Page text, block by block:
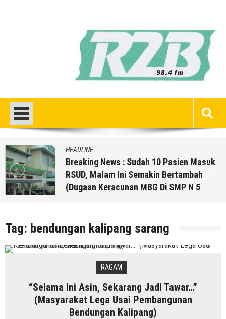
HEADLINE
Breaking News : Sudah 10 Pasien Masuk
RSUD, Malam Ini Semakin Bertambah
(Dugaan Keracunan MBG Di SMP N 5
Tag: bendungan kalipang sarang
RAGAM
“Selama Ini Asin, Sekarang Jadi Tawar…”
(Masyarakat Lega Usai Pembangunan
Bendungan Kalipang)